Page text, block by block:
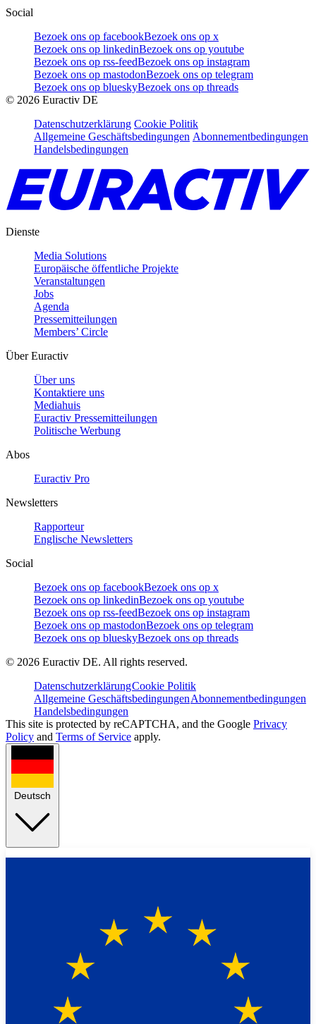
Social
Bezoek ons op facebookBezoek ons op x
Bezoek ons op linkedinBezoek ons op youtube
Bezoek ons op rss-feedBezoek ons op instagram
Bezoek ons op mastodonBezoek ons op telegram
Bezoek ons op blueskyBezoek ons op threads
© 2026 Euractiv DE
Datenschutzerklärung Cookie Politik
Allgemeine Geschäftsbedingungen Abonnementbedingungen
Handelsbedingungen
Dienste
Media Solutions
Europäische öffentliche Projekte
Veranstaltungen
Jobs
Agenda
Pressemitteilungen
Members’ Circle
Über Euractiv
Über uns
Kontaktiere uns
Mediahuis
Euractiv Pressemitteilungen
Politische Werbung
Abos
Euractiv Pro
Newsletters
Rapporteur
Englische Newsletters
Social
Bezoek ons op facebookBezoek ons op x
Bezoek ons op linkedinBezoek ons op youtube
Bezoek ons op rss-feedBezoek ons op instagram
Bezoek ons op mastodonBezoek ons op telegram
Bezoek ons op blueskyBezoek ons op threads
© 2026 Euractiv DE. All rights reserved.
DatenschutzerklärungCookie Politik
Allgemeine GeschäftsbedingungenAbonnementbedingungen
Handelsbedingungen
This site is protected by reCAPTCHA, and the Google Privacy
Policy and Terms of Service apply.
Deutsch